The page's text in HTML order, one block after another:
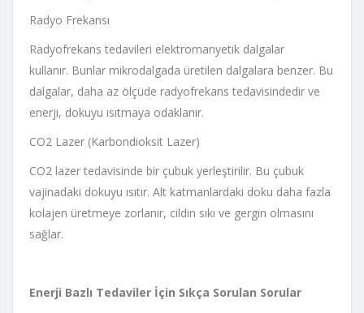
Radyo Frekansı
Radyofrekans tedavileri elektromanyetik dalgalar
kullanır. Bunlar mikrodalgada üretilen dalgalara benzer. Bu
dalgalar, daha az ölçüde radyofrekans tedavisindedir ve
enerji, dokuyu ısıtmaya odaklanır.
CO2 Lazer (Karbondioksit Lazer)
CO2 lazer tedavisinde bir çubuk yerleştirilir. Bu çubuk
vajinadaki dokuyu ısıtır. Alt katmanlardaki doku daha fazla
kolajen üretmeye zorlanır, cildin sıkı ve gergin olmasını
sağlar.
Enerji Bazlı Tedaviler İçin Sıkça Sorulan Sorular